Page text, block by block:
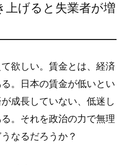
上げると失業者が増
欲しい。賃金とは、経済
。日本の賃金が低いとい
成長していない、低迷し
。それを政治の力で無理
なるだろうか？